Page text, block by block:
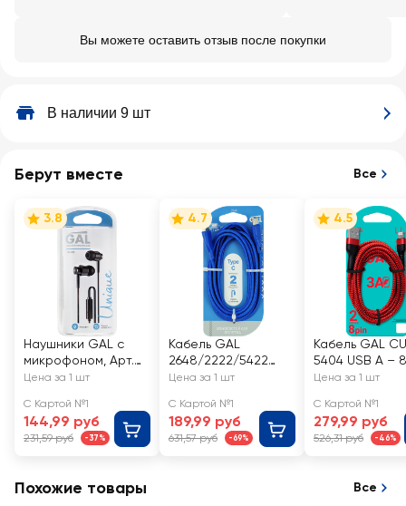
Вы можете оставить отзыв после покупки
В наличии 9 шт
Берут вместе Все
3.8
Наушники GAL с
микрофоном, Арт.
HM-080/HS-070
Цена за 1 шт
С Картой №1
144,99 руб
231,59 руб -37%
4.7
Кабель GAL
2648/2222/5422
USB – Type-C 2А,
Цена за 1 шт
С Картой №1
189,99 руб
631,57 руб -69%
4.5
Кабель GAL
5404 USB A – 8
pin, 3A,
Цена за 1 шт
С Картой №1
279,99 руб
526,31 руб -46%
Похожие товары Все